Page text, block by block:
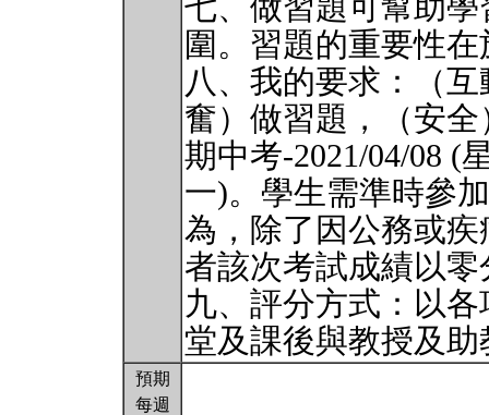
七、做習題可幫助
圍。習題的重要性
八、我的要求：（
奮）做習題，（安
期中考-2021/04/08 (
一)。學生需準時參
為，除了因公務或
者該次考試成績以
九、評分方式：以
堂及課後與教授及
預期
每週